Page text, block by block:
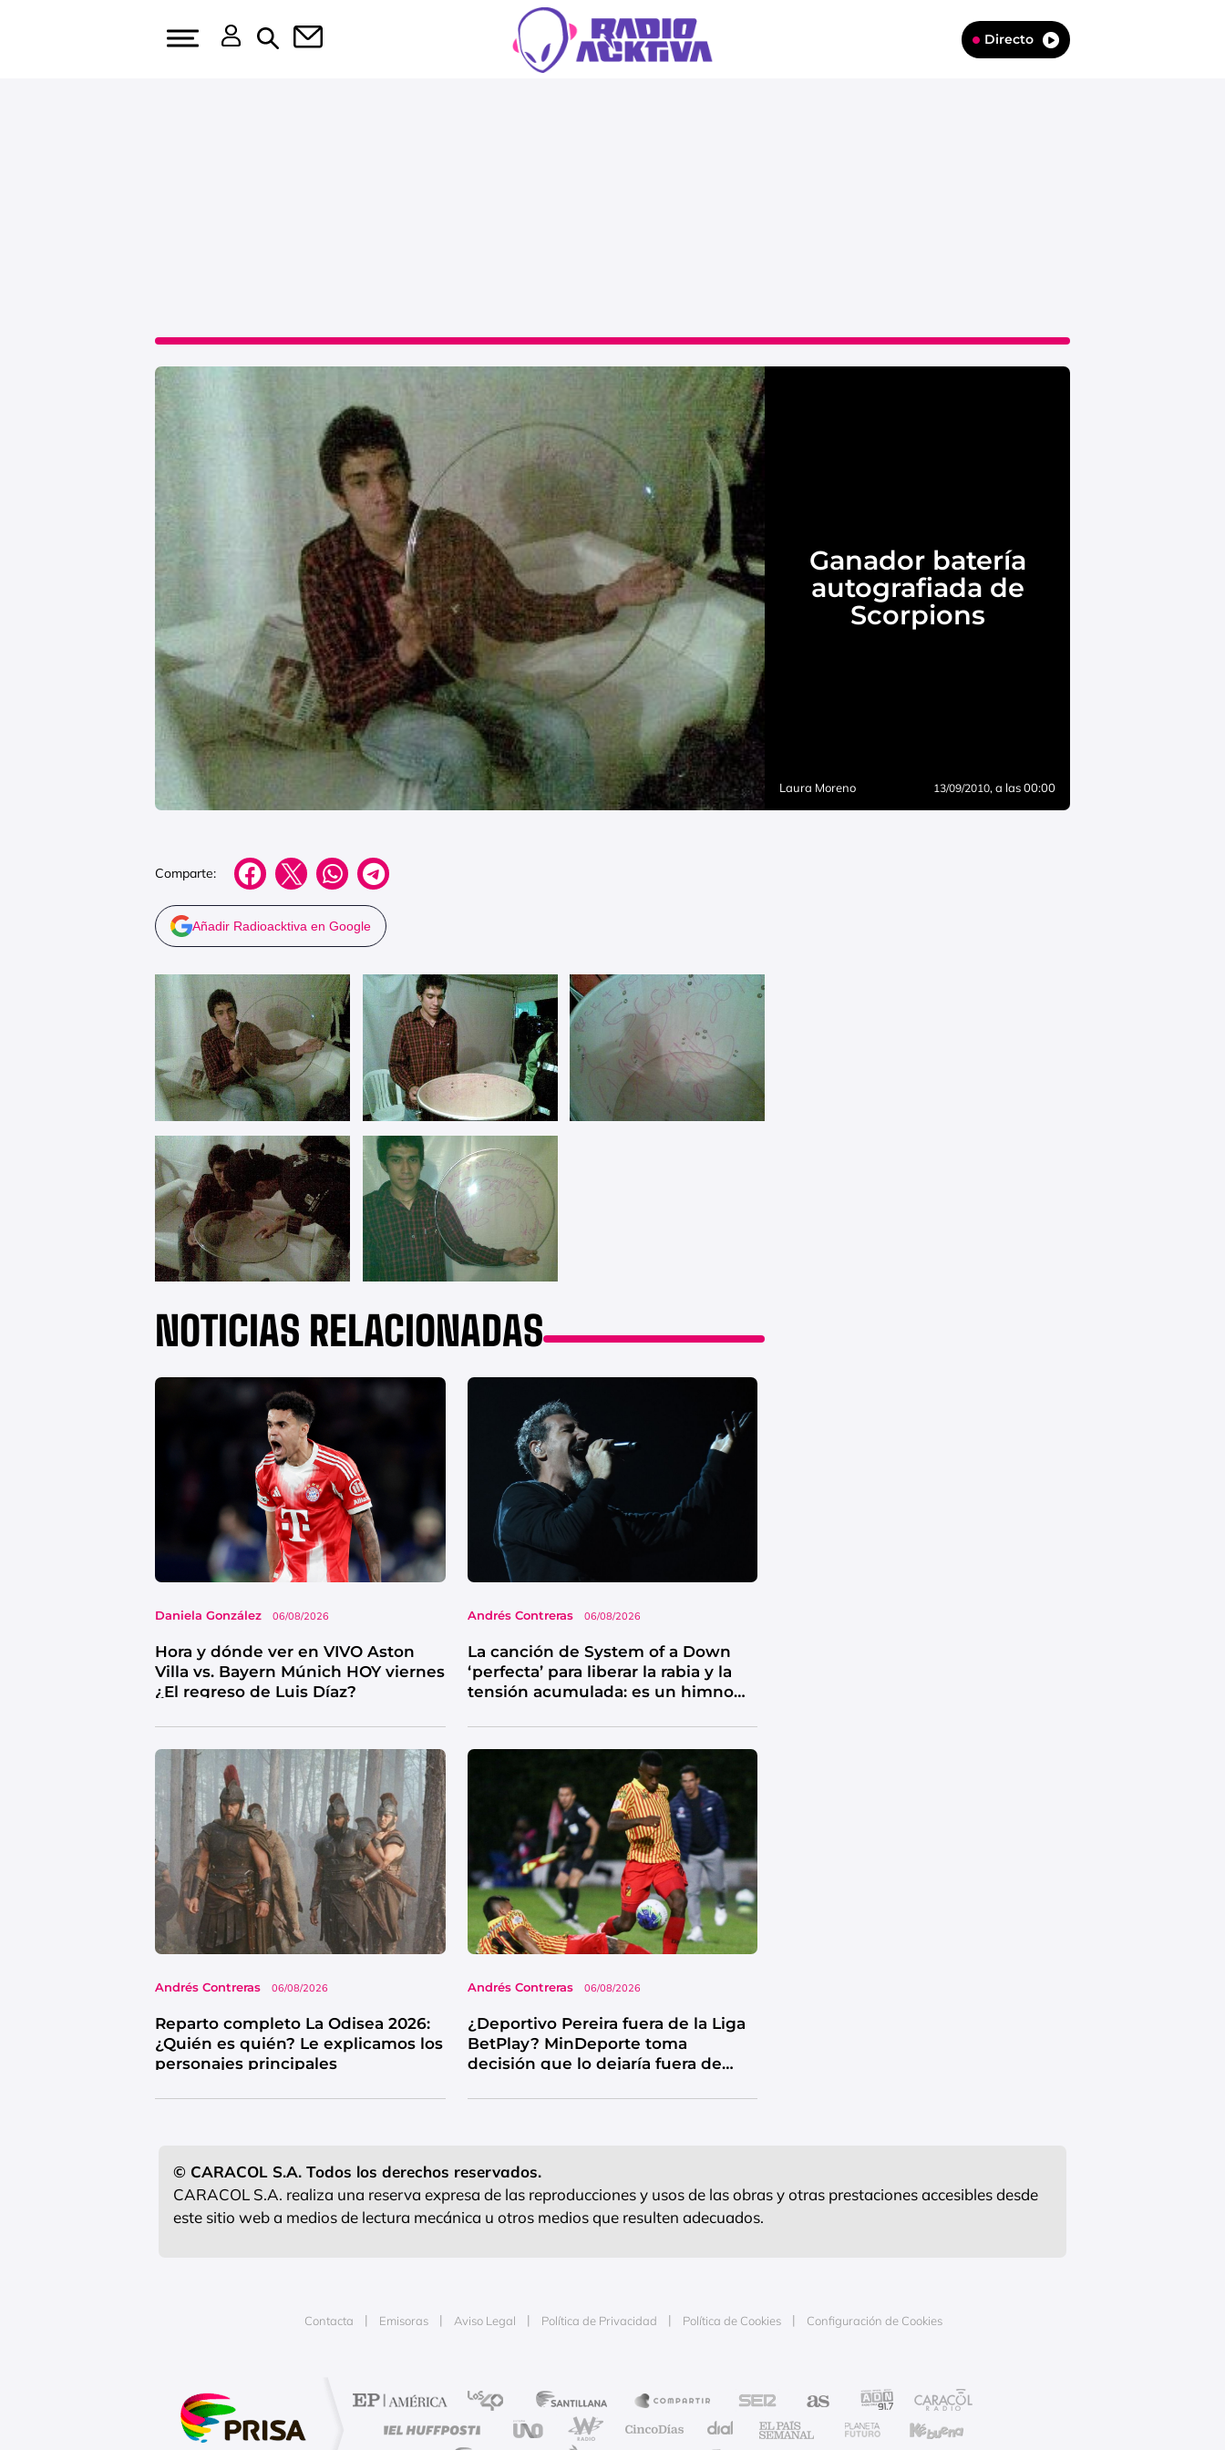
Directo
Ganador batería
autografiada de
Scorpions
Laura Moreno 13/09/2010, a las 00:00
Comparte:
Añadir Radioacktiva en Google
NOTICIAS RELACIONADAS
Daniela González 06/08/2026
Hora y dónde ver en VIVO Aston
Villa vs. Bayern Múnich HOY viernes
¿El regreso de Luis Díaz?
Andrés Contreras 06/08/2026
La canción de System of a Down
‘perfecta’ para liberar la rabia y la
tensión acumulada: es un himno
Andrés Contreras 06/08/2026
Reparto completo La Odisea 2026:
¿Quién es quién? Le explicamos los
personajes principales
Andrés Contreras 06/08/2026
¿Deportivo Pereira fuera de la Liga
BetPlay? MinDeporte toma
decisión que lo dejaría fuera de
© CARACOL S.A. Todos los derechos reservados.
CARACOL S.A. realiza una reserva expresa de las reproducciones y usos de las obras y otras prestaciones accesibles desde
este sitio web a medios de lectura mecánica u otros medios que resulten adecuados.
Contacta Emisoras Aviso Legal Política de Privacidad Política de Cookies Configuración de Cookies